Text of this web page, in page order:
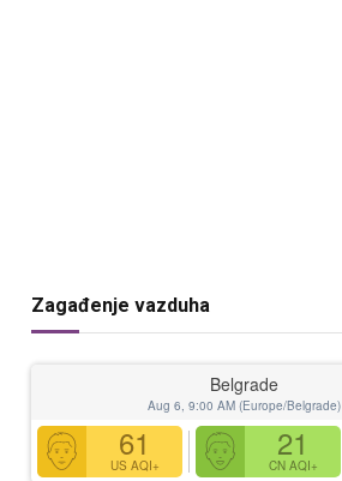
Zagađenje vazduha
Belgrade
Aug 6, 9:00 AM (Europe/Belgrade)
61
US AQI+
21
CN AQI+